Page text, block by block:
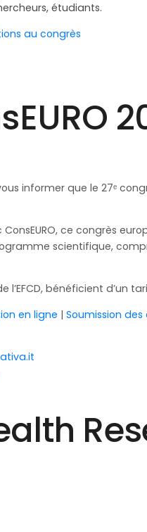
étudiants.
au congrès
informer que le 27ᵉ
ce congrès
scientifique,
l’EFCD, bénéficient d’un
en ligne | Soumission